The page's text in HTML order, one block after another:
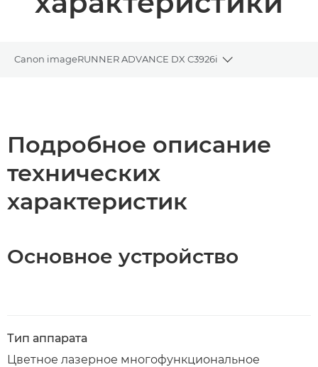
Canon imageRUNNER ADVANCE DX C3926i
Toggle
Подробное описание
технических
характеристик
Основное устройство
Тип аппарата
Цветное лазерное многофункциональное